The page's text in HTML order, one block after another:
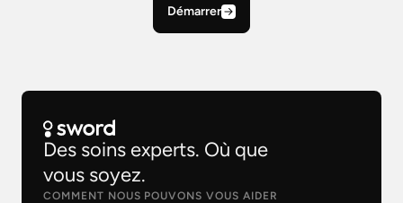
Démarrer
Des soins experts. Où que
vous soyez.
COMMENT NOUS POUVONS VOUS AIDER